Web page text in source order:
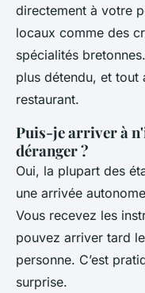
directement à votre
locaux comme des
spécialités
plus détendu, et tout
restaurant.
Puis-je arriver à
déranger ?
Oui, la plupart des
une arrivée
Vous recevez les
pouvez arriver tard
personne. C’est
surprise.